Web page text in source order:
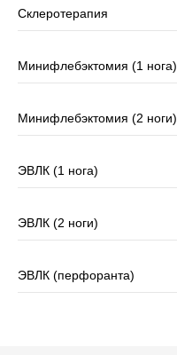
Склеротерапия
Минифлебэктомия (1 нога)
Минифлебэктомия (2 ноги)
ЭВЛК (1 нога)
ЭВЛК (2 ноги)
ЭВЛК (перфоранта)